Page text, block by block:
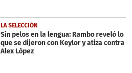
LA SELECCIÓN
Sin pelos en la lengua: Rambo reveló lo
que se dijeron con Keylor y atiza contra
Alex López